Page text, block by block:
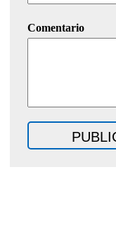
Comentario